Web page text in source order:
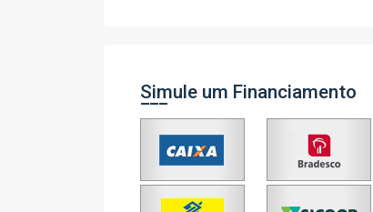
Simule um Financiamento